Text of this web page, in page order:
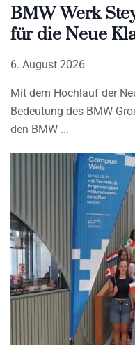
BMW Werk
für die Neue
6. August 2026
Mit dem Hochlauf der
Bedeutung des BMW
den BMW